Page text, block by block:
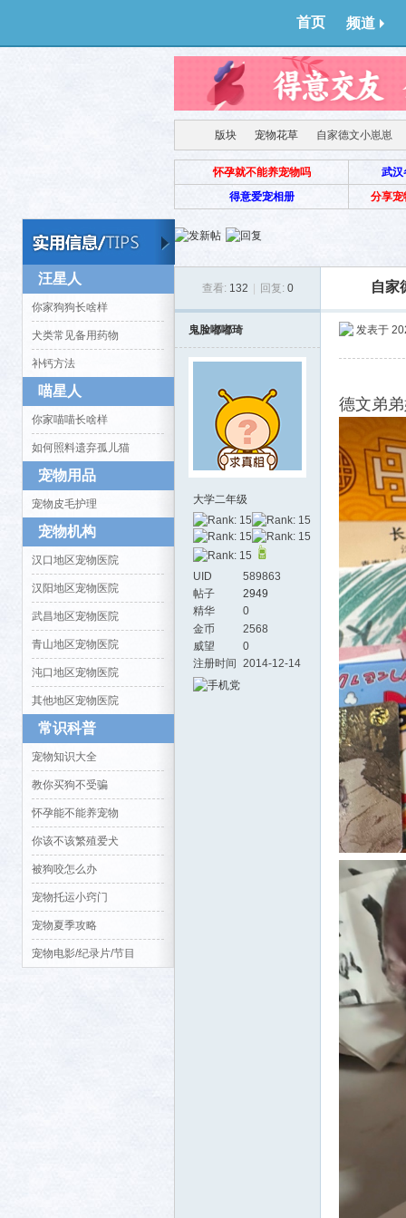
首页 频道
得意 ›
版块
›
宠物花草
›
自家德文小崽崽
怀孕就不能养宠物吗
武汉
得意爱宠相册
分享宠
汪星人
你家狗狗长啥样
犬类常见备用药物
补钙方法
喵星人
你家喵喵长啥样
如何照料遗弃孤儿猫
宠物用品
宠物皮毛护理
宠物机构
汉口地区宠物医院
汉阳地区宠物医院
武昌地区宠物医院
青山地区宠物医院
沌口地区宠物医院
其他地区宠物医院
常识科普
宠物知识大全
教你买狗不受骗
怀孕能不能养宠物
你该不该繁殖爱犬
被狗咬怎么办
宠物托运小窍门
宠物夏季攻略
宠物电影/纪录片/节目
查看: 132 回复: 0 自家
鬼脸嘟嘟琦
大学二年级
UID
589863
帖子
2949
精华
0
金币
2568
威望
0
注册时间
2014-12-14
发表于
德文弟